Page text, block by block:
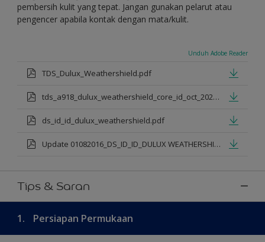
pembersih kulit yang tepat. Jangan gunakan pelarut atau
pengencer apabila kontak dengan mata/kulit.
Unduh Adobe Reader
TDS_Dulux_Weathershield.pdf
tds_a918_dulux_weathershield_core_id_oct_2021.pdf
ds_id_id_dulux_weathershield.pdf
Update 01082016_DS_ID_ID_DULUX WEATHERSHIELD PRO PREMIUM EXTERIOR_mod.pdf
Tips & Saran
1. Persiapan Permukaan